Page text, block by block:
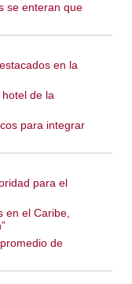
se enteran que
en la
de la
para integrar
para el
en el Caribe,
de